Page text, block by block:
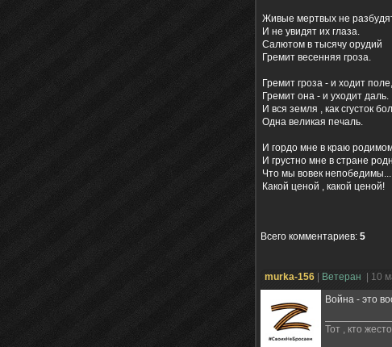
Живые мертвых не
И не увидят их глаза.
Салютом в тысячу орудий
Гремит весенняя гроза.
Гремит гроза - и ходит поле,
Гремит она - и уходит даль.
И вся земля , как сгусток
Одна великая печаль.
И гордо мне в краю
И грустно мне в стране
Что мы вовек
Какой ценой , какой ценой!
Всего комментариев: 5
murka-156 Ветеран | 10
Война - это
Тот , кто